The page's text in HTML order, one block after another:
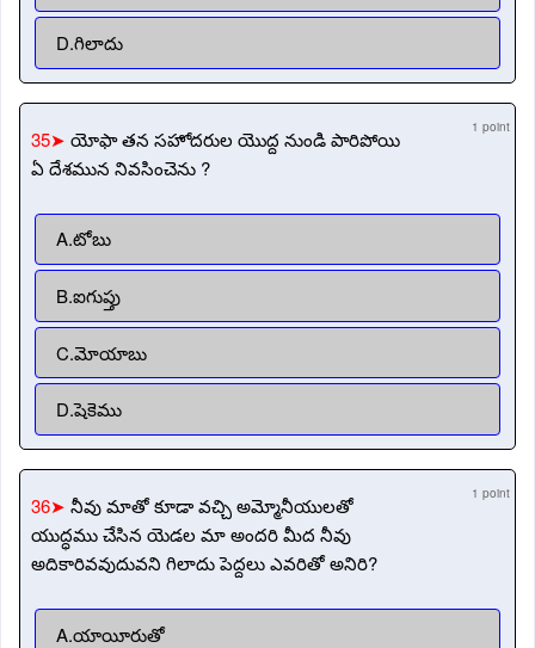
D.గిలాదు
35➤ యోఫా తన సహోదరుల యొద్ద నుండి పారిపోయి
ఏ దేశమున నివసించెను ?
1 point
A.టోబు
B.ఐగుప్తు
C.మోయాబు
D.షెకెము
36➤ నీవు మాతో కూడా వచ్చి అమ్మోనీయులతో
యుద్ధము చేసిన యెడల మా అందరి మీద నీవు
అదికారివవుదువని గిలాదు పెద్దలు ఎవరితో అనిరి?
1 point
A.యాయీరుతో